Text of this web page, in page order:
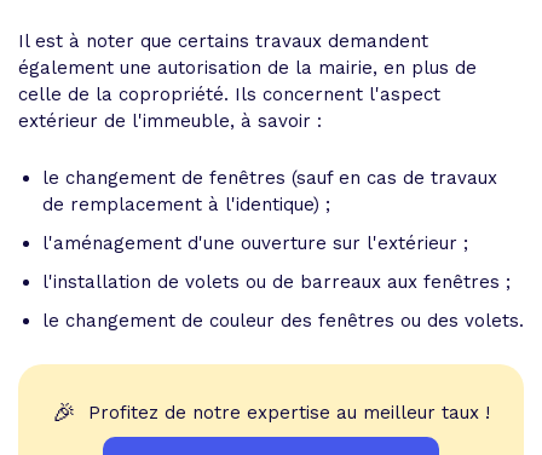
Il est à noter que certains travaux demandent
également une autorisation de la mairie, en plus de
celle de la copropriété. Ils concernent l'aspect
extérieur de l'immeuble, à savoir :
le changement de fenêtres (sauf en cas de travaux
de remplacement à l'identique) ;
l'aménagement d'une ouverture sur l'extérieur ;
l'installation de volets ou de barreaux aux fenêtres ;
le changement de couleur des fenêtres ou des volets.
🎉 Profitez de notre expertise au meilleur taux !